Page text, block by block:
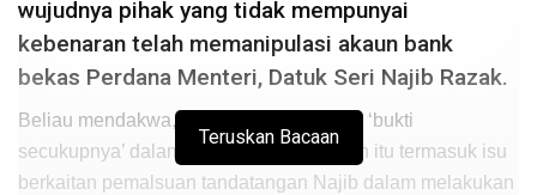
wujudnya pihak yang tidak mempunyai
kebenaran telah memanipulasi akaun bank
bekas Perdana Menteri, Datuk Seri Najib Razak.
Beliau mendakwa, pihaknya mempunyai ‘bukti
secukupnya’ dalam menyokong dakwaan itu termasuk isu
berkaitan pemalsuan tandatangan Najib dalam melakukan
Teruskan Bacaan